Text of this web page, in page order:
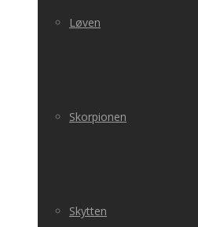
Løven
Skorpionen
Skytten